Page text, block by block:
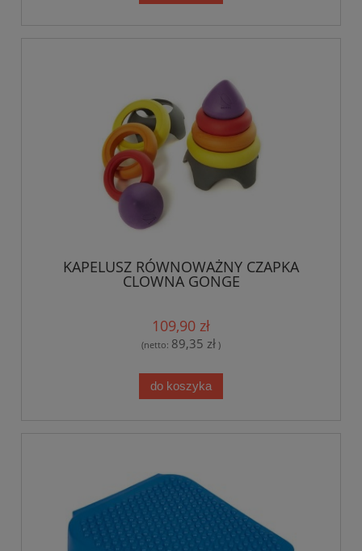
KAPELUSZ RÓWNOWAŻNY CZAPKA
CLOWNA GONGE
109,90 zł
(netto: 89,35 zł )
do koszyka